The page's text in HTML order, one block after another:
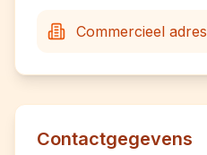
Commercieel adres
Contactgegevens